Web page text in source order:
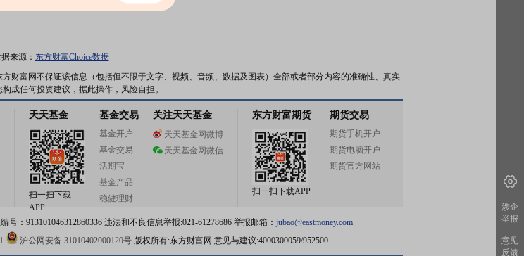
来源： 东方财富Choice数据
财富网不保证该信息（包括但不限于文字、视频、音频、数据及图表）全部或者部分内容的准确性、真实
成任何投资建议，据此操作，风险自担。
天天基金
扫一扫下载
APP
基金交易
基金开户
基金交易
活期宝
基金产品
稳健理财
关注天天基金
天天基金网微博
天天基金网微信
东方财富期货
扫一扫下载APP
期货交易
期货手机开户
期货电脑开户
期货官方网站
：913101046312860336 违法和不良信息举报:021-61278686 举报邮箱： jubao@eastmoney.com
沪公网安备 31010402000120号版权所有:东方财富网 意见与建议:4000300059/952500
涉企
举报
意见
反馈